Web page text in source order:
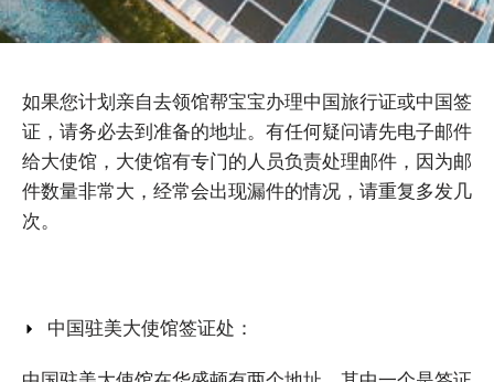
如果您计划亲自去领馆帮宝宝办理中国旅行证或中国签
证，请务必去到准备的地址。有任何疑问请先电子邮件
给大使馆，大使馆有专门的人员负责处理邮件，因为邮
件数量非常大，经常会出现漏件的情况，请重复多发几
次。
中国驻美大使馆签证处：